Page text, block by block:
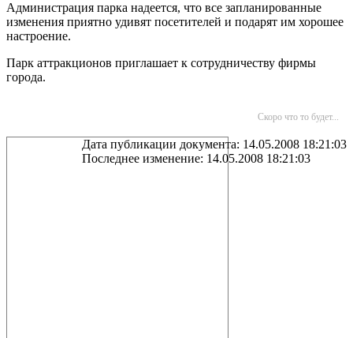
Администрация парка надеется, что все запланированные
изменения приятно удивят посетителей и подарят им хорошее
настроение.
Парк аттракционов приглашает к сотрудничеству фирмы
города.
Скоро что то будет...
Дата публикации документа: 14.05.2008 18:21:03
Последнее изменение: 14.05.2008 18:21:03